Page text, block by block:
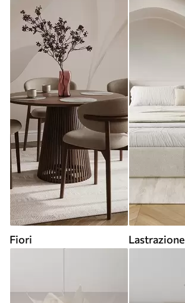
Fiori Lastrazione